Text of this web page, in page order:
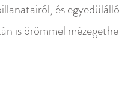
és
is örömmel